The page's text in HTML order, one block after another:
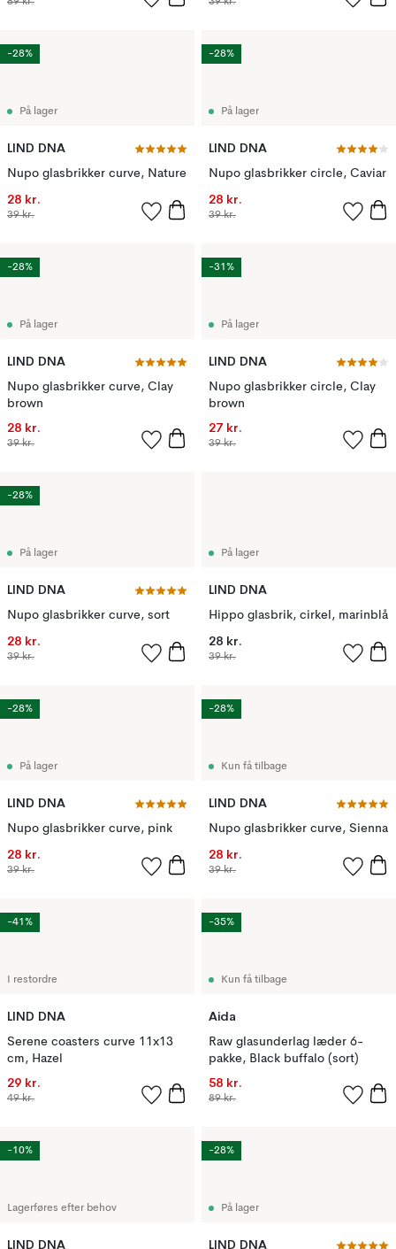
På lager
LIND DNA
Nupo glasbrikker curve, Nature
28 kr.
39 kr.
-28%
På lager
LIND DNA
Nupo glasbrikker circle, Caviar
28 kr.
39 kr.
-28%
På lager
LIND DNA
Nupo glasbrikker curve, Clay
brown
28 kr.
39 kr.
-28%
På lager
LIND DNA
Nupo glasbrikker circle, Clay
brown
27 kr.
39 kr.
-31%
På lager
LIND DNA
Nupo glasbrikker curve, sort
28 kr.
39 kr.
-28%
På lager
LIND DNA
Hippo glasbrik, cirkel, marinblå
28 kr.
39 kr.
På lager
LIND DNA
Nupo glasbrikker curve, pink
28 kr.
39 kr.
-28%
Kun få tilbage
LIND DNA
Nupo glasbrikker curve, Sienna
28 kr.
39 kr.
-28%
I restordre
LIND DNA
Serene coasters curve 11x13
cm, Hazel
29 kr.
49 kr.
-41%
Kun få tilbage
Aida
Raw glasunderlag læder 6-
pakke, Black buffalo (sort)
58 kr.
89 kr.
-35%
Lagerføres efter behov
LIND DNA
-10%
På lager
LIND DNA
-28%